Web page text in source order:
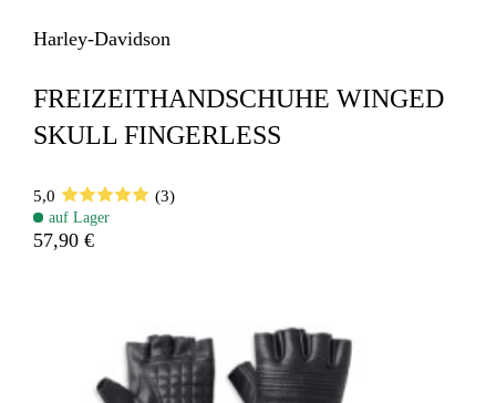
Harley-Davidson
FREIZEITHANDSCHUHE WINGED
SKULL FINGERLESS
5,0
(3)
auf Lager
57,90 €